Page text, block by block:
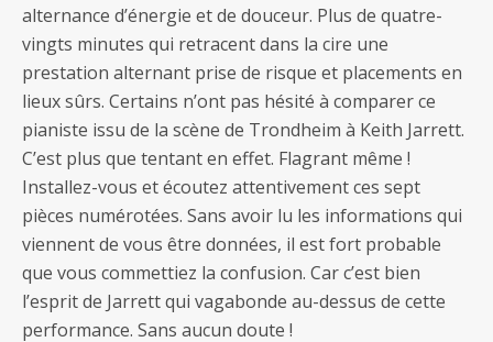
alternance d’énergie et de douceur. Plus de quatre-
vingts minutes qui retracent dans la cire une
prestation alternant prise de risque et placements en
lieux sûrs. Certains n’ont pas hésité à comparer ce
pianiste issu de la scène de Trondheim à Keith Jarrett.
C’est plus que tentant en effet. Flagrant même !
Installez-vous et écoutez attentivement ces sept
pièces numérotées. Sans avoir lu les informations qui
viennent de vous être données, il est fort probable
que vous commettiez la confusion. Car c’est bien
l’esprit de Jarrett qui vagabonde au-dessus de cette
performance. Sans aucun doute !